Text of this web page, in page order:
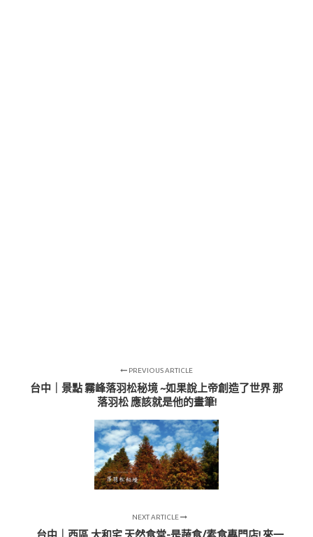
PREVIOUS ARTICLE
台中｜景點 霧峰落羽松秘境 ~如果說上帝創造了世界 那
落羽松 應該就是他的畫筆!
NEXT ARTICLE
台中｜西區 大和宅 天然食堂-是蔬食/素食專門店! 來一